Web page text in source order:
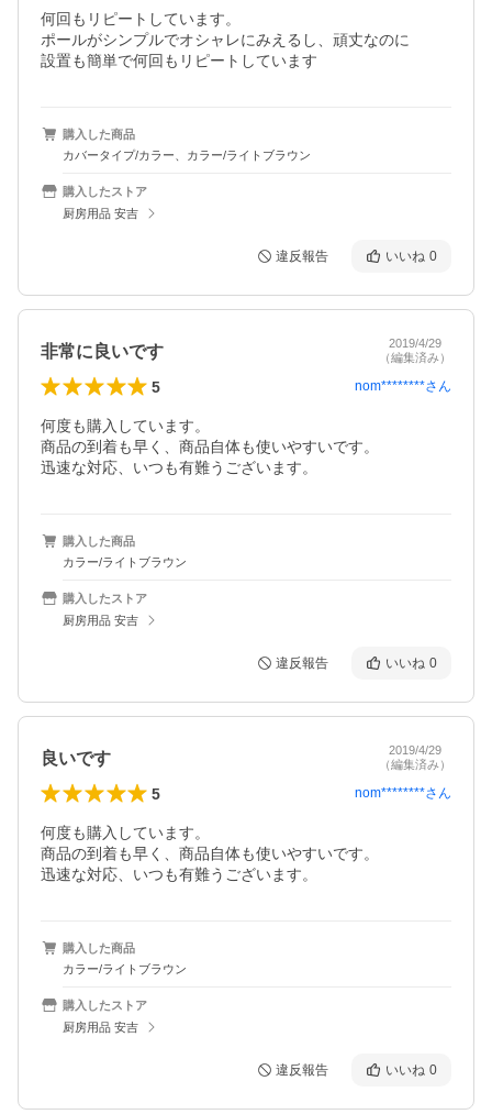
何回もリピートしています。
ポールがシンプルでオシャレにみえるし、頑丈なのに
設置も簡単で何回もリピートしています
購入した商品
カバータイプ/カラー、カラー/ライトブラウン
購入したストア
厨房用品 安吉
違反報告 いいね 0
非常に良いです
2019/4/29
（編集済み）
5 nom********さん
何度も購入しています。
商品の到着も早く、商品自体も使いやすいです。
迅速な対応、いつも有難うございます。
購入した商品
カラー/ライトブラウン
購入したストア
厨房用品 安吉
違反報告 いいね 0
良いです
2019/4/29
（編集済み）
5 nom********さん
何度も購入しています。
商品の到着も早く、商品自体も使いやすいです。
迅速な対応、いつも有難うございます。
購入した商品
カラー/ライトブラウン
購入したストア
厨房用品 安吉
違反報告 いいね 0